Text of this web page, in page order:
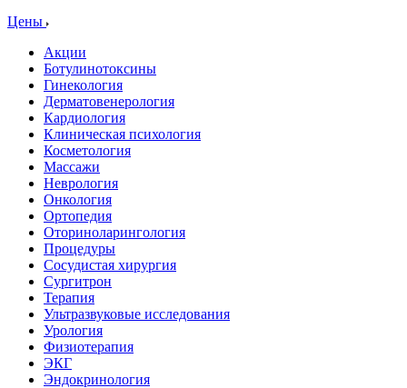
Цены
Акции
Ботулинотоксины
Гинекология
Дерматовенерология
Кардиология
Клиническая психология
Косметология
Массажи
Неврология
Онкология
Ортопедия
Оториноларингология
Процедуры
Сосудистая хирургия
Сургитрон
Терапия
Ультразвуковые исследования
Урология
Физиотерапия
ЭКГ
Эндокринология